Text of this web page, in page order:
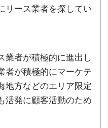
リース業者を探してい
業者が積極的に進出し
者が積極的にマーケテ
地方などのエリア限定
活発に顧客活動のため